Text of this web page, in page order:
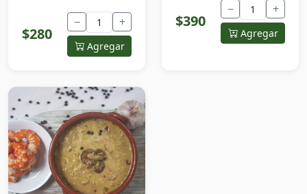
$280
− +
Agregar
$390
− +
Agregar